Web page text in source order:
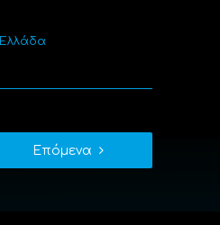
Ελλάδα
Επόμενα